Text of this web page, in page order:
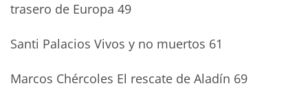
trasero de Europa 49
Santi Palacios Vivos y no muertos 61
Marcos Chércoles El rescate de Aladín 69